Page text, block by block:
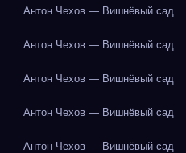
Антон Чехов — Вишнёвый сад
Антон Чехов — Вишнёвый сад
Антон Чехов — Вишнёвый сад
Антон Чехов — Вишнёвый сад
Антон Чехов — Вишнёвый сад